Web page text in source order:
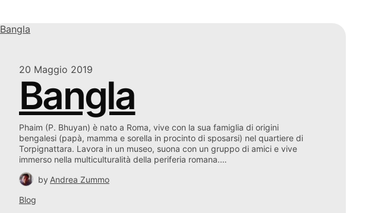
20 Maggio 2019
Bangla
Phaim (P. Bhuyan) è nato a Roma, vive con la sua famiglia di origini
bengalesi (papà, mamma e sorella in procinto di sposarsi) nel quartiere di
Torpignattara. Lavora in un museo, suona con un gruppo di amici e vive
immerso nella multiculturalità della periferia romana.…
by Andrea Zummo
Blog